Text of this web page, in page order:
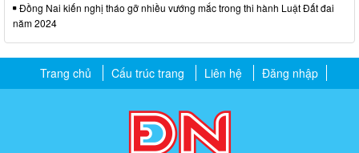
Đồng Nai kiến nghị tháo gỡ nhiều vướng mắc trong thi hành Luật Đất đai
năm 2024
Trang chủ Cấu trúc trang Liên hệ Đăng nhập